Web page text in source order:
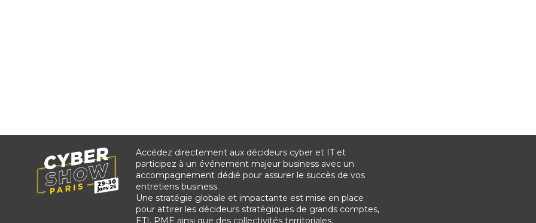
Accédez directement aux décideurs cyber et IT et
participez à un événement majeur business avec un
accompagnement dédié pour assurer le succès de vos
entretiens business.
Une stratégie globale et impactante est mise en place
pour attirer les décideurs stratégiques de grands comptes,